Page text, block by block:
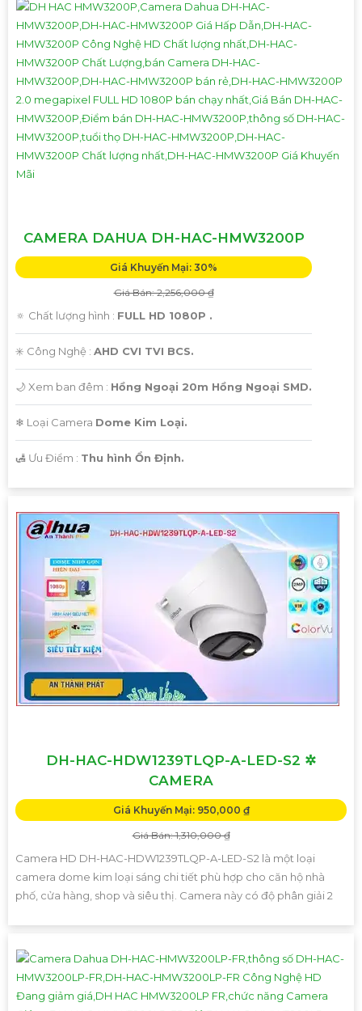
CAMERA DAHUA DH-HAC-HMW3200P
Giá Khuyến Mại: 30%
Giá Bán: 2,256,000 ₫
🔅 Chất lượng hình : FULL HD 1080P .
✳️ Công Nghệ : AHD CVI TVI BCS.
🌙 Xem ban đêm : Hồng Ngoại 20m Hồng Ngoại SMD.
❄ Loại Camera Dome Kim Loại.
️🛃 Ưu Điểm : Thu hình Ổn Định.
DH-HAC-HDW1239TLQP-A-LED-S2 ✲
CAMERA
Giá Khuyến Mại: 950,000 ₫
Giá Bán: 1,310,000 ₫
Camera HD DH-HAC-HDW1239TLQP-A-LED-S2 là một loại
camera dome kim loại sáng chi tiết phù hợp cho căn hộ nhà
phố, cửa hàng, shop và siêu thị. Camera này có độ phân giải 2